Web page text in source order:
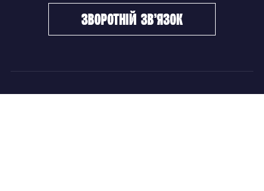
зворотній зв’язок